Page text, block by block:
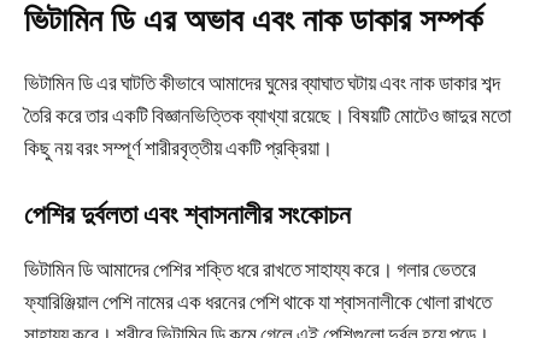
ভিটামিন ডি এর অভাব এবং নাক ডাকার সম্পর্ক
ভিটামিন ডি এর ঘাটতি কীভাবে আমাদের ঘুমের ব্যাঘাত ঘটায় এবং নাক ডাকার শব্দ
তৈরি করে তার একটি বিজ্ঞানভিত্তিক ব্যাখ্যা রয়েছে। বিষয়টি মোটেও জাদুর মতো
কিছু নয় বরং সম্পূর্ণ শারীরবৃত্তীয় একটি প্রক্রিয়া।
পেশির দুর্বলতা এবং শ্বাসনালীর সংকোচন
ভিটামিন ডি আমাদের পেশির শক্তি ধরে রাখতে সাহায্য করে। গলার ভেতরে
ফ্যারিঞ্জিয়াল পেশি নামের এক ধরনের পেশি থাকে যা শ্বাসনালীকে খোলা রাখতে